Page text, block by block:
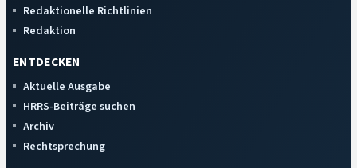
Redaktionelle Richtlinien
Redaktion
ENTDECKEN
Aktuelle Ausgabe
HRRS-Beiträge suchen
Archiv
Rechtsprechung